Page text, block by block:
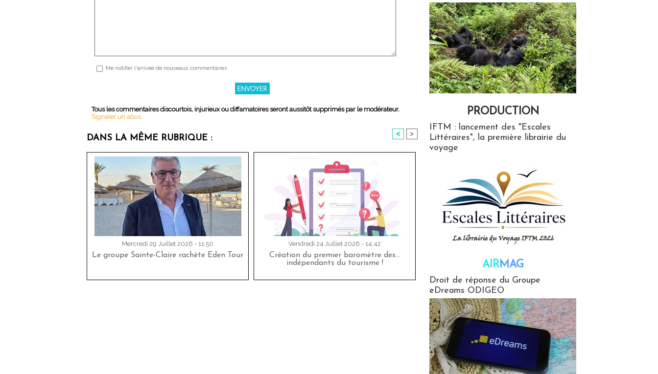
Me notifier l'arrivée de nouveaux commentaires
Tous les commentaires discourtois, injurieux ou diffamatoires seront aussitôt supprimés par le modérateur.
Signaler un abus
DANS LA MÊME RUBRIQUE : < >
Mercredi 29 Juillet 2026 - 11:50
Le groupe Sainte-Claire rachète Eden Tour
Vendredi 24 Juillet 2026 - 14:42
Création du premier baromètre des…
indépendants du tourisme !
PRODUCTION
IFTM : lancement des "Escales
Littéraires", la première librairie du
voyage
AIRMAG
Droit de réponse du Groupe
eDreams ODIGEO